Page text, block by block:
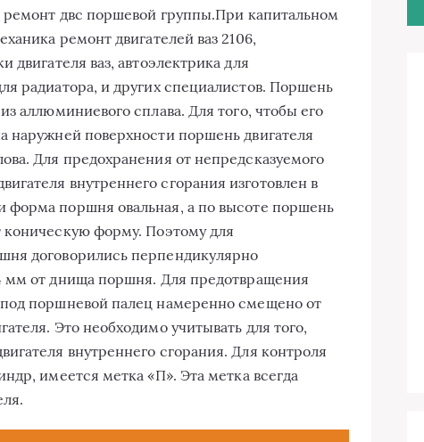
ремонт двс поршевой группы.При капитальном
ремонт двигателей ваз 2106,
двигателя ваз, автоэлектрика для
радиатора, и других специалистов. Поршень
аллюминиевого сплава. Для того, чтобы его
наружней поверхности поршень двигателя
Для предохранения от непредсказуемого
внутреннего сгорания изготовлен в
поршня овальная, а по высоте поршень
коническую форму. Поэтому для
договорились перпендикулярно
мм от днища поршня. Для предотвращения
поршневой палец намеренно смещено от
Это необходимо учитывать для того,
внутреннего сгорания. Для контроля
имеется метка «П». Эта метка всегда